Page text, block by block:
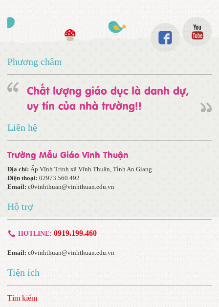
Phương châm
Chất lượng giáo dục là danh dự,
uy tín của nhà trường!!
Liên hệ
Trường Mẫu Giáo Vĩnh Thuận
Địa chỉ: Ấp Vĩnh Trinh xã Vĩnh Thuận, Tỉnh An Giang
Điện thoại: 02973.560.492
Email: c0vinhthuan@vinhthuan.edu.vn
Hỗ trợ
HOTLINE: 0919.199.460
Email: c0vinhthuan@vinhthuan.edu.vn
Tiện ích
Tìm kiếm